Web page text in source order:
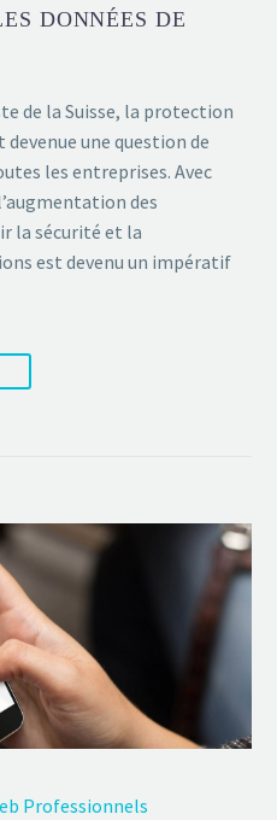
DONNÉES DE
de la Suisse, la protection
une question de
les entreprises. Avec
des
la sécurité et la
est devenu un impératif
Professionnels